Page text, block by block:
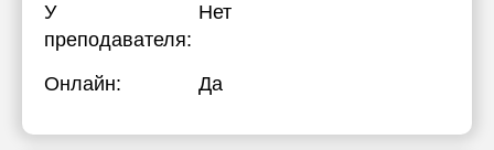
У
преподавателя:
Нет
Онлайн: Да